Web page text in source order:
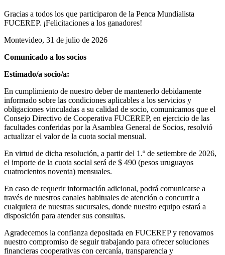
Gracias a todos los que participaron de la Penca Mundialista
FUCEREP. ¡Felicitaciones a los ganadores!
Montevideo, 31 de julio de 2026
Comunicado a los socios
Estimado/a socio/a:
En cumplimiento de nuestro deber de mantenerlo debidamente
informado sobre las condiciones aplicables a los servicios y
obligaciones vinculadas a su calidad de socio, comunicamos que el
Consejo Directivo de Cooperativa FUCEREP, en ejercicio de las
facultades conferidas por la Asamblea General de Socios, resolvió
actualizar el valor de la cuota social mensual.
En virtud de dicha resolución, a partir del 1.º de setiembre de 2026,
el importe de la cuota social será de $ 490 (pesos uruguayos
cuatrocientos noventa) mensuales.
En caso de requerir información adicional, podrá comunicarse a
través de nuestros canales habituales de atención o concurrir a
cualquiera de nuestras sucursales, donde nuestro equipo estará a
disposición para atender sus consultas.
Agradecemos la confianza depositada en FUCEREP y renovamos
nuestro compromiso de seguir trabajando para ofrecer soluciones
financieras cooperativas con cercanía, transparencia y